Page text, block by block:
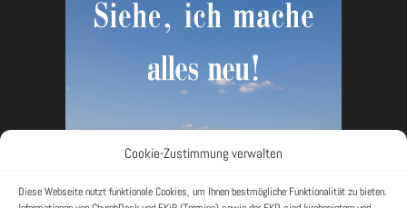
Cookie-Zustimmung verwalten
Diese Webseite nutzt funktionale Cookies, um Ihnen bestmögliche Funktionalität zu bieten.